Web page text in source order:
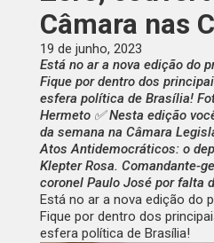
Câmara nas
19 de junho, 2023
Está no ar a nova edição do
Fique por dentro dos
esfera política de Brasília!
Hermeto ✅ Nesta edição
da semana na Câmara
Atos Antidemocráticos: o
Klepter Rosa. Comandante-
coronel Paulo José por falta
Está no ar a nova edição do
Fique por dentro dos
esfera política de Brasília!